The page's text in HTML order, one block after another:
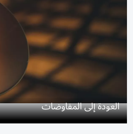
العودة إلى المفاوضات